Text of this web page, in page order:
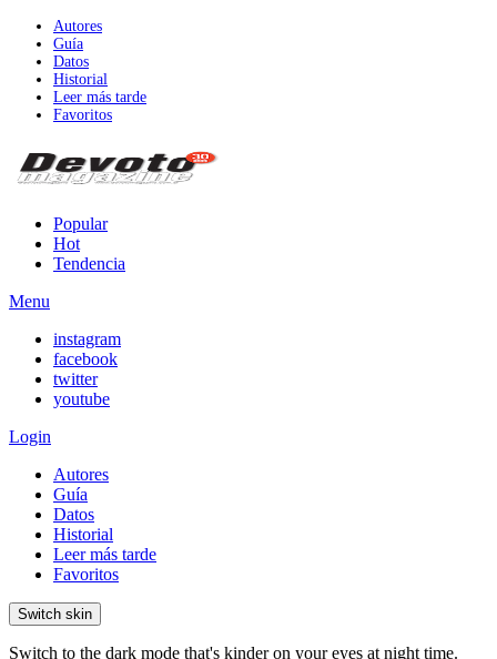
Autores
Guía
Datos
Historial
Leer más tarde
Favoritos
Popular
Hot
Tendencia
Menu
instagram
facebook
twitter
youtube
Login
Autores
Guía
Datos
Historial
Leer más tarde
Favoritos
Switch skin
Switch to the dark mode that's kinder on your eyes at night time.